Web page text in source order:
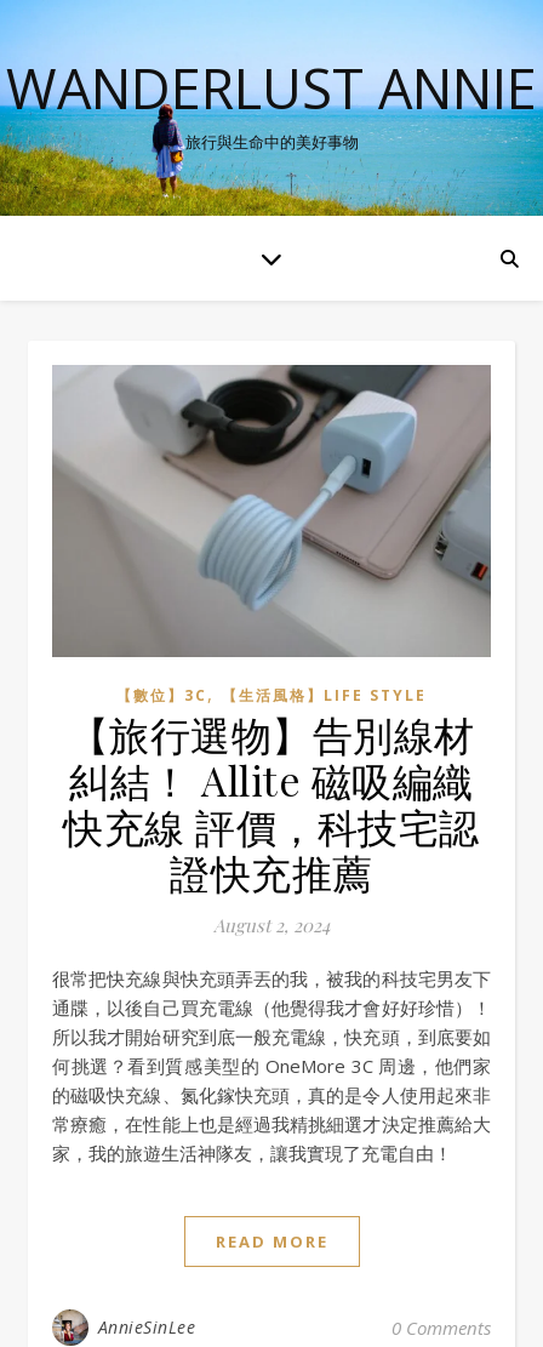
WANDERLUST ANNIE
旅行與生命中的美好事物
【數位】3C , 【生活風格】LIFE STYLE
【旅行選物】告別線材
糾結！ Allite 磁吸編織
快充線 評價，科技宅認
證快充推薦
August 2, 2024
很常把快充線與快充頭弄丟的我，被我的科技宅男友下
通牒，以後自己買充電線（他覺得我才會好好珍惜）！
所以我才開始研究到底一般充電線，快充頭，到底要如
何挑選？看到質感美型的 OneMore 3C 周邊，他們家
的磁吸快充線、氮化鎵快充頭，真的是令人使用起來非
常療癒，在性能上也是經過我精挑細選才決定推薦給大
家，我的旅遊生活神隊友，讓我實現了充電自由！
READ MORE
AnnieSinLee 0 Comments